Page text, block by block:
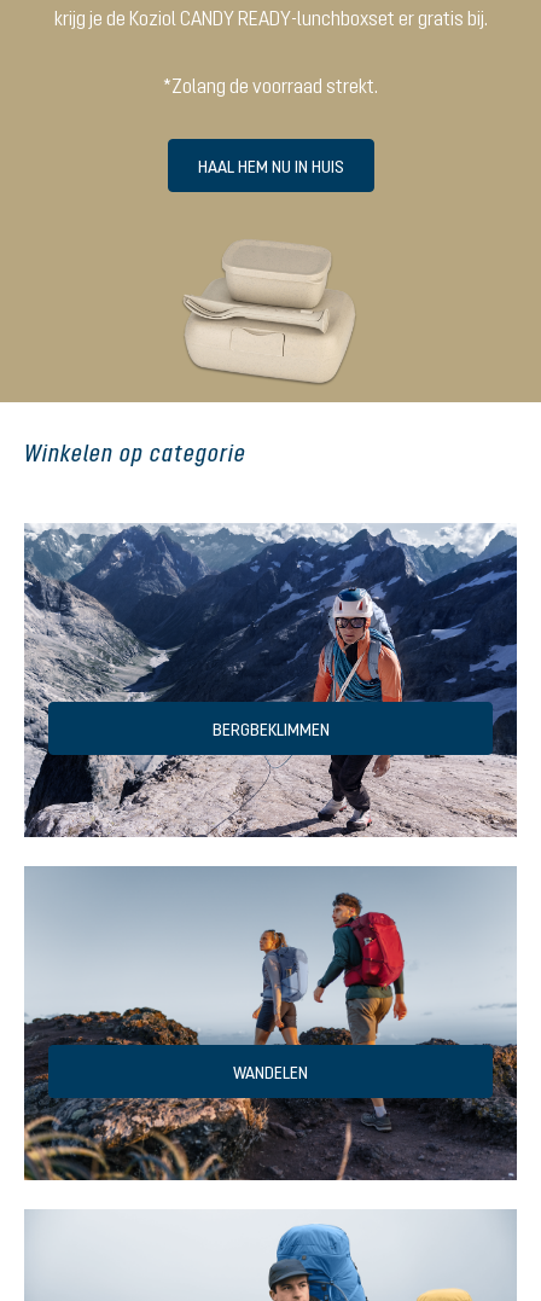
krijg je de Koziol CANDY READY-lunchboxset er gratis bij.
*Zolang de voorraad strekt.
HAAL HEM NU IN HUIS
Winkelen op categorie
BERGBEKLIMMEN
WANDELEN